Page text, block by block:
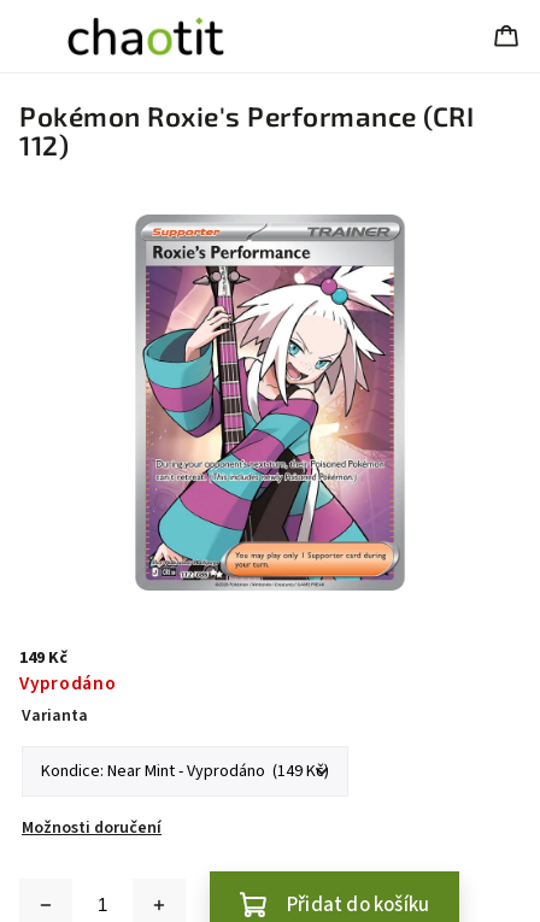
Pokémon Roxie's Performance (CRI
112)
149 Kč
Vyprodáno
Varianta
Možnosti doručení
Přidat do košíku